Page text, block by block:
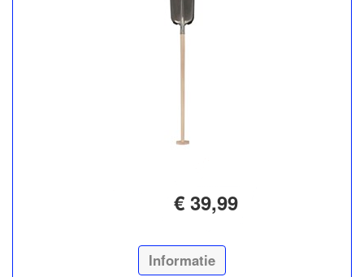
€ 39,99
Informatie